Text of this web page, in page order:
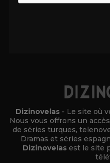
Dizinovelas - Le site où
Nous vous offrons un
de séries turques,
Dramas et séries
Dizinovelas est le site